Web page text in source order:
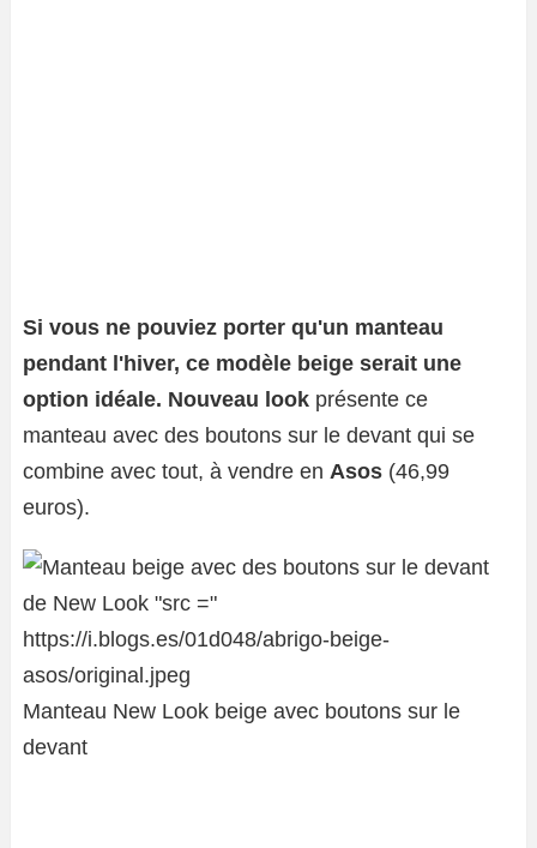
Si vous ne pouviez porter qu'un manteau
pendant l'hiver, ce modèle beige serait une
option idéale. Nouveau look présente ce
manteau avec des boutons sur le devant qui se
combine avec tout, à vendre en Asos (46,99
euros).
Manteau New Look beige avec boutons sur le
devant